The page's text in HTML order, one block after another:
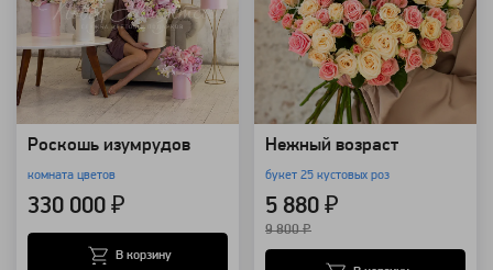
Роскошь изумрудов
комната цветов
330 000 ₽
В корзину
Нежный возраст
букет 25 кустовых роз
5 880 ₽
9 800 ₽